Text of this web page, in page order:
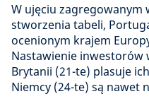
W ujęciu zagregowanym
stworzenia tabeli,
ocenionym krajem
Nastawienie inwestorów
Brytanii (21-te) plasuje
Niemcy (24-te) są nawet